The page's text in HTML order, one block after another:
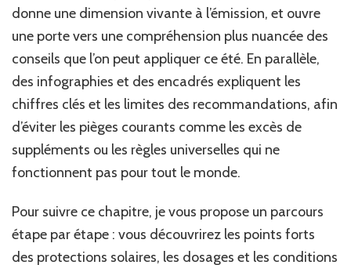
donne une dimension vivante à l’émission, et ouvre
une porte vers une compréhension plus nuancée des
conseils que l’on peut appliquer ce été. En parallèle,
des infographies et des encadrés expliquent les
chiffres clés et les limites des recommandations, afin
d’éviter les pièges courants comme les excès de
suppléments ou les règles universelles qui ne
fonctionnent pas pour tout le monde.
Pour suivre ce chapitre, je vous propose un parcours
étape par étape : vous découvrirez les points forts
des protections solaires, les dosages et les conditions